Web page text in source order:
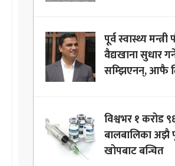
पूर्व स्वास्थ्य
वैद्यखाना सुधार
सम्झिएनन्, आफै
विश्वभर १ करोड
बालबालिका अझै
खोपबाट बन्चित